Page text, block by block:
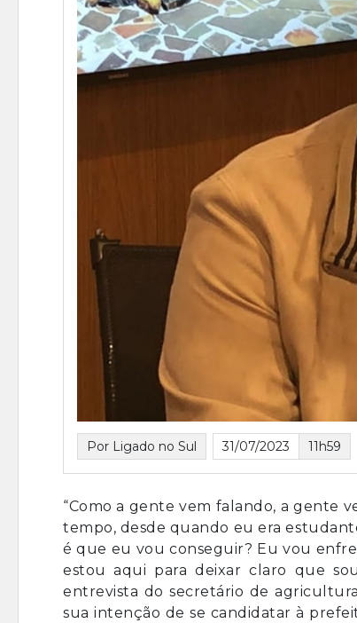
Por Ligado no Sul 31/07/2023 11h59
“Como a gente vem falando, a gente
tempo, desde quando eu era
é que eu vou conseguir? Eu vou
estou aqui para deixar claro que
entrevista do secretário de
sua intenção de se candidatar à